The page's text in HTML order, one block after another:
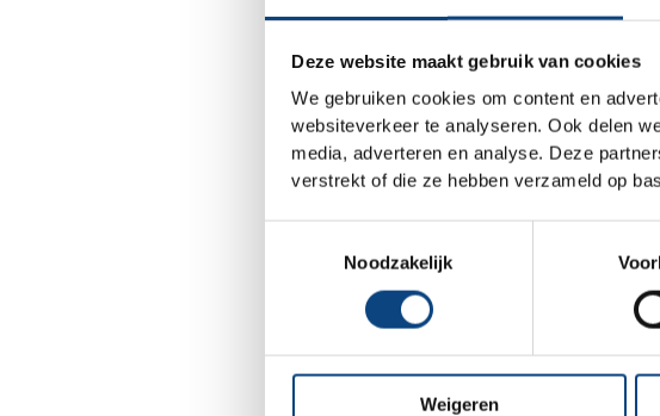
Deze website maakt gebruik van cookies
We gebruiken cookies om content en
websiteverkeer te analyseren. Ook delen
media, adverteren en analyse. Deze
verstrekt of die ze hebben verzameld op
Noodzakelijk
Weigeren
Application error: aclient -side exception has